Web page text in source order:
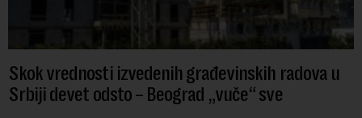
Skok vrednosti izvedenih građevinskih radova u
Srbiji devet odsto – Beograd „vuče“ sve